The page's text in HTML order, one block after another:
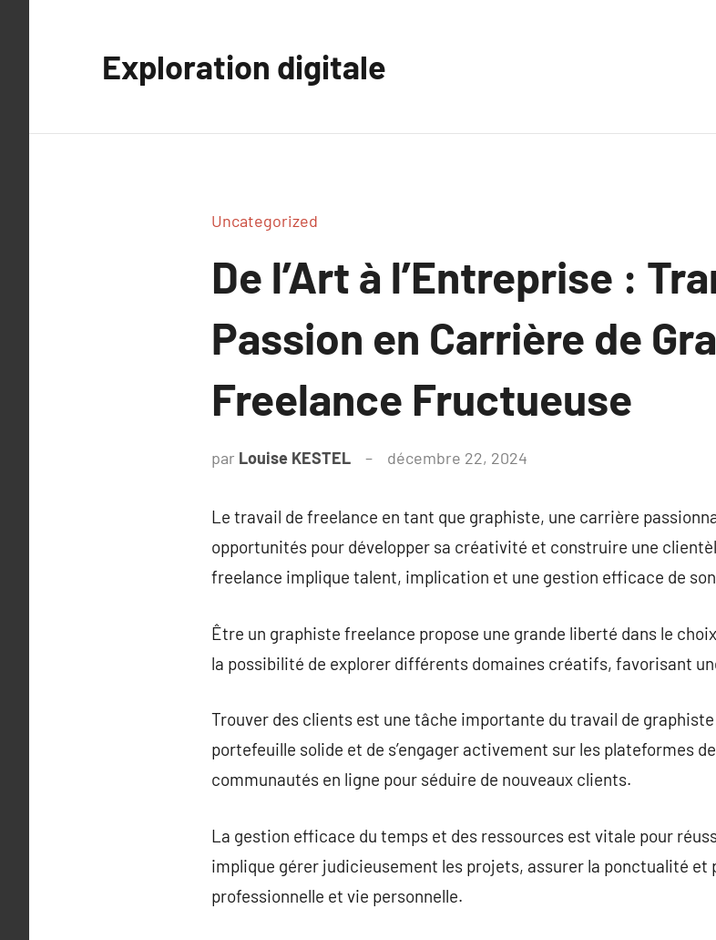
Exploration digitale
Uncategorized
De l’Art à l’Entreprise :
Passion en Carrière de
Freelance Fructueuse
par Louise KESTEL décembre 22, 2024
Le travail de freelance en tant que graphiste, une carrière
opportunités pour développer sa créativité et construire une
freelance implique talent, implication et une gestion efficace de
Être un graphiste freelance propose une grande liberté dans le
la possibilité de explorer différents domaines créatifs, favorisant
Trouver des clients est une tâche importante du travail de
portefeuille solide et de s’engager activement sur les plateformes
communautés en ligne pour séduire de nouveaux clients.
La gestion efficace du temps et des ressources est vitale pour
implique gérer judicieusement les projets, assurer la ponctualité et
professionnelle et vie personnelle.